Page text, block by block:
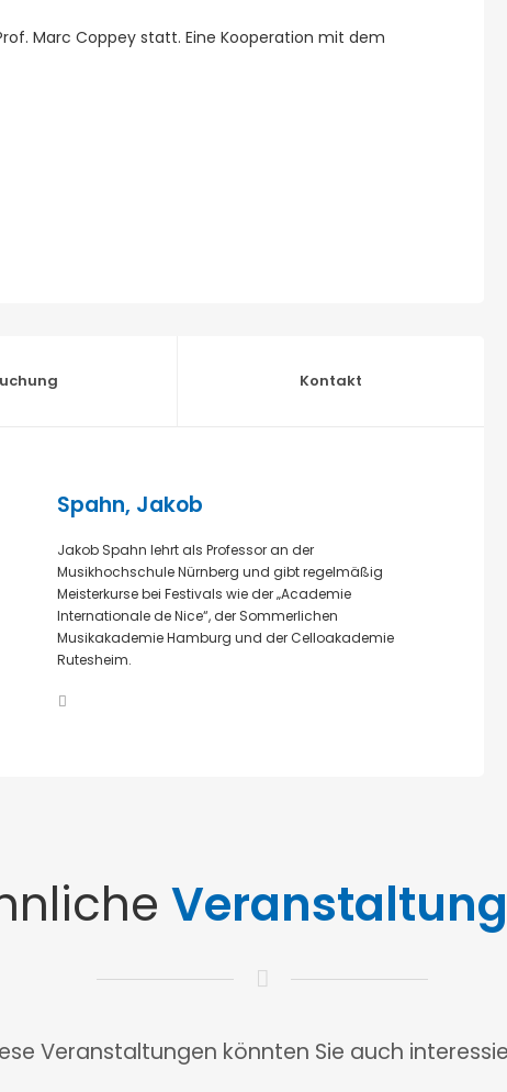
Marc Coppey statt. Eine Kooperation mit dem
Kontakt
Spahn, Jakob
Jakob Spahn lehrt als Professor an der
Musikhochschule Nürnberg und gibt regelmäßig
Meisterkurse bei Festivals wie der „Academie
Internationale de Nice“, der Sommerlichen
Musikakademie Hamburg und der Celloakademie
Rutesheim.
Veranstaltungen könnten Sie auch